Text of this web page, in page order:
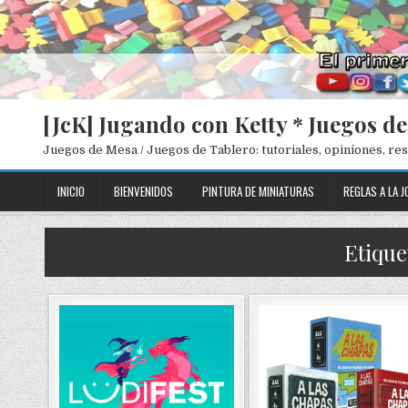
[JcK] Jugando con Ketty * Juegos
Juegos de Mesa / Juegos de Tablero: tutoriales, opiniones,
INICIO BIENVENIDOS PINTURA DE MINIATURAS REGLAS A LA